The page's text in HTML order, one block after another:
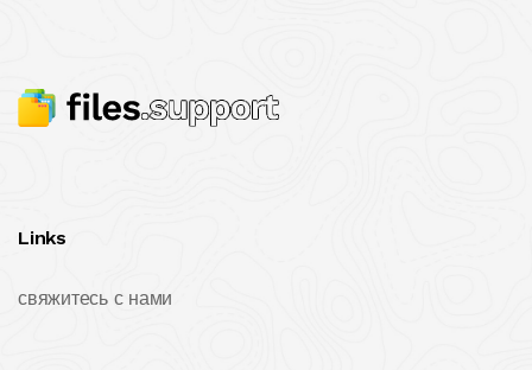
Links
свяжитесь с нами